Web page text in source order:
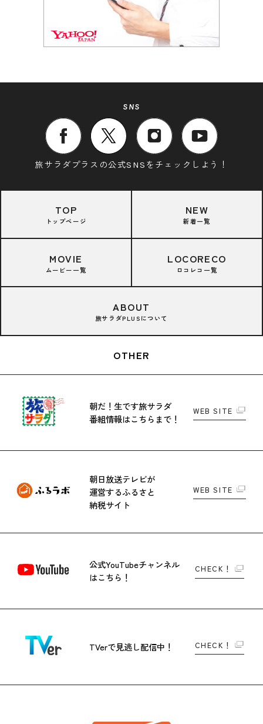
SNS
旅サラダプラスの公式SNSをチェックしよう！
TOP
トップページ
NEW
新着一覧
MOVIE
ムービー一覧
LOCORECO
ロコレコ一覧
ABOUT
旅サラダPLUSについて
OTHER
朝だ！生です旅サラダ
番組情報はこちらまで！
WEB SITE
朝日放送テレビが
運営するふるさと
納税サイト
WEB SITE
公式YouTubeチャンネル
はこちら！
CHECK！
TVerで見逃し配信中！ CHECK！